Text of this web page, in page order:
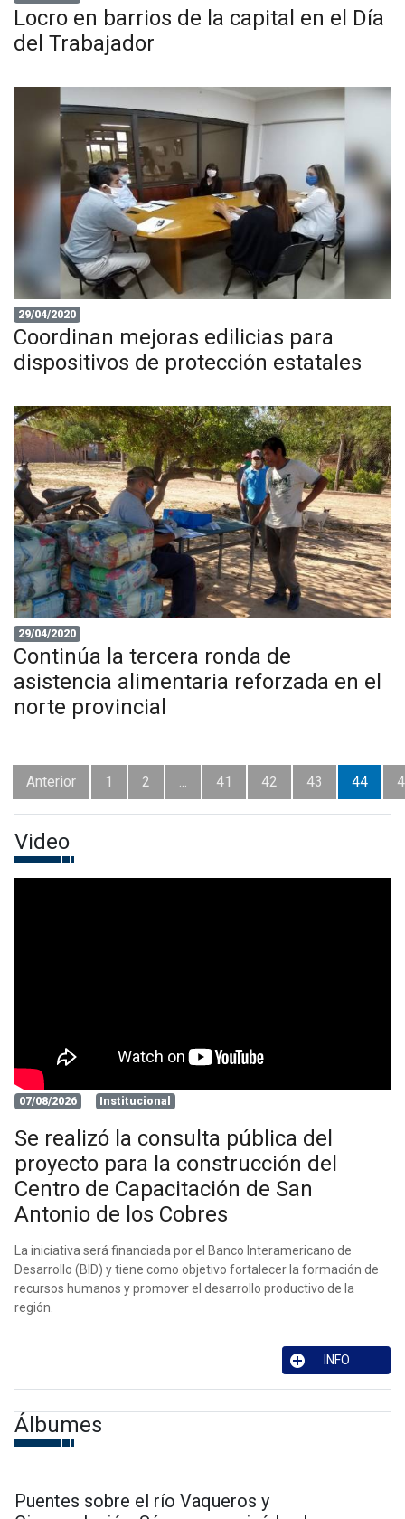
Locro en barrios de la capital en el Día
del Trabajador
29/04/2020
Coordinan mejoras edilicias para
dispositivos de protección estatales
29/04/2020
Continúa la tercera ronda de
asistencia alimentaria reforzada en el
norte provincial
Anterior 1 2 ... 41 42 43 44
Video
07/08/2026 Institucional
Se realizó la consulta pública del
proyecto para la construcción del
Centro de Capacitación de San
Antonio de los Cobres
La iniciativa será financiada por el Banco Interamericano de
Desarrollo (BID) y tiene como objetivo fortalecer la formación de
recursos humanos y promover el desarrollo productivo de la
región.
INFO
Álbumes
Puentes sobre el río Vaqueros y